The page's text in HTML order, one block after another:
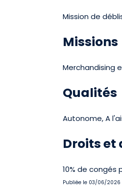
Mission de
Missions
Merchandising
Qualités
Autonome, A
Droits
10% de congés
Publiée le 03/06/2026